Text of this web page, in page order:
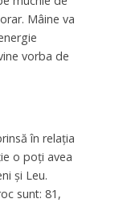
Mâine va
vorba de
în relația
o poți avea
și Leu.
sunt: 81,